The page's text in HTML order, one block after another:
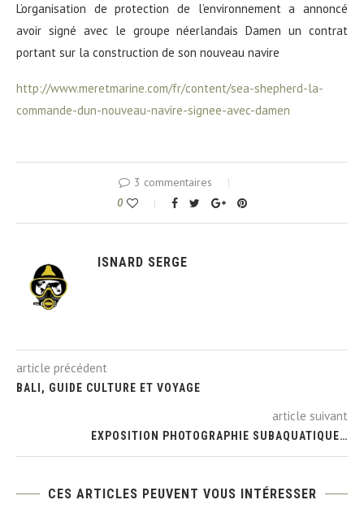
L’organisation de protection de l’environnement a annoncé
avoir signé avec le groupe néerlandais Damen un contrat
portant sur la construction de son nouveau navire
http://www.meretmarine.com/fr/content/sea-shepherd-la-
commande-dun-nouveau-navire-signee-avec-damen
3 commentaires
0
ISNARD SERGE
article précédent
BALI, GUIDE CULTURE ET VOYAGE
article suivant
EXPOSITION PHOTOGRAPHIE SUBAQUATIQUE…
CES ARTICLES PEUVENT VOUS INTÉRESSER